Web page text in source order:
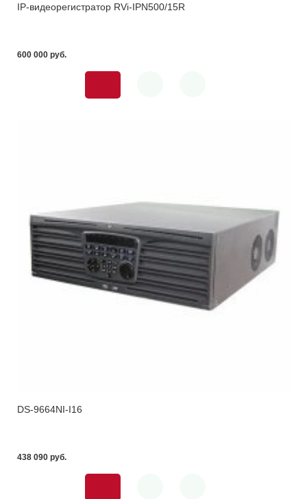
IP-видеорегистратор RVi-IPN500/15R
600 000 pуб.
DS-9664NI-I16
438 090 pуб.